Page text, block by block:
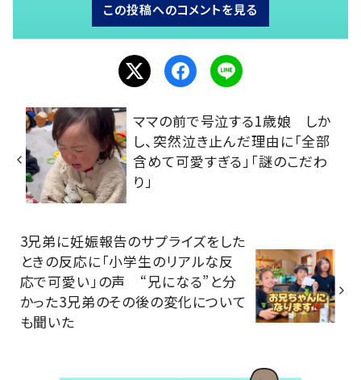
この投稿へのコメントを見る
ママの前で号泣する1歳娘 しか
し、突然泣き止んだ理由に「全部
含めて可愛すぎる」「謎のこだわ
り」
3兄弟に妊娠報告のサプライズをした
ときの反応に「小学生のリアルな反
応で可愛い」の声 “兄になる”と分
かった3兄弟のその後の変化について
も聞いた